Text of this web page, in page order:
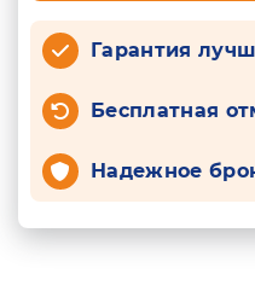
Гарантия
Бесплатная
Надежное